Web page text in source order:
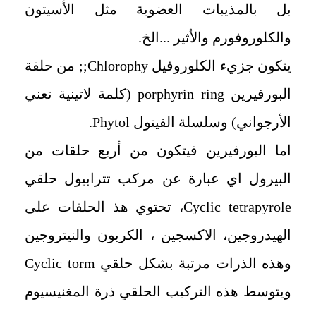
بل بالمذيبات العضوية مثل الأسيتون
والكلوروفورم والأثير ...الخ.
يتكون جزيء الكلوروفيلChlorophy;;
من حلقة
البورفيرين porphyrin ring(كلمة لاتينية تعني
الأرجواني) وسلسلة الفيتول Phytol
.
اما البورفيرين فيتكون من أربع حلقات من
البيرول اي عبارة عن مركب تترابيول حلقي
Cyclic tetrapyrole، تحتوي هذ الحلقات على
الهيدروجين، الاكسجين ، الكربون والنيتروجين
وهذه الذرات مرتبة بشكل حلقي torm
Cyclic
ويتوسط هذه التركيب الحلقي ذرة المغنيسيوم